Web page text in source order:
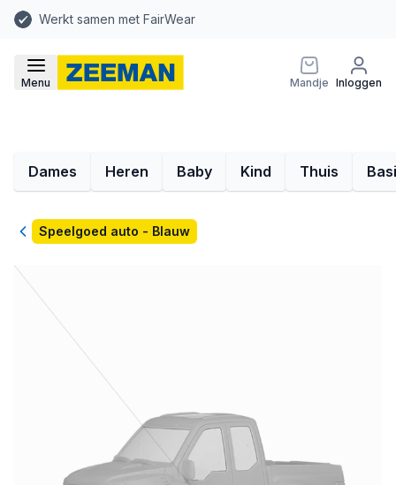
Werkt samen met FairWear
Menu Mandje Inloggen
Dames Heren Baby Kind Thuis
TerugSpeelgoed auto - Blauw